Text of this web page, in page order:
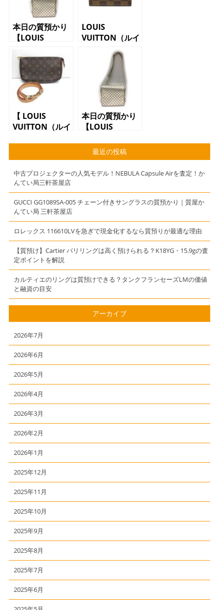
本日の質預かり
【LOUIS
ヴィトン）ショ
ルダーバッグ
ナヴィグリオ
N51189 ダミ
エアズール】
LOUIS
VUITTON（ルイ
ヴィトン）カー
ドケース
N62925 ラド
ロー ダミエ
【 LOUIS
VUITTON（ルイ
チ M51980
ポシェット ア
クセソワ―ル
モノグラム】
本日の質預かり
【LOUIS
ヴィトン）ナヴ
ィグリオ
N51189 ダミ
ョルダーバッ
グ】
最近の投稿
中古プロジェクターの人気モデル！NEBULA Capsule Airを査定！か
んてい局三軒茶屋店
GUCCI GG1089SA-005 チェーン付きサングラスの質預かり｜質屋か
んてい局 三軒茶屋店
ロレックス 116610LVを急ぎで現金化するなら質預りが最適な理由
【質預け】Cartier パリリングは高く預けられる？K18YG・15.9gの査
定ポイントを解説
カルティエのリングは質預けできる？タンクフランセーズLMの価値
と融資の目安
アーカイブ
2026年7月
2026年6月
2026年5月
2026年4月
2026年3月
2026年2月
2026年1月
2025年12月
2025年11月
2025年10月
2025年9月
2025年8月
2025年7月
2025年6月